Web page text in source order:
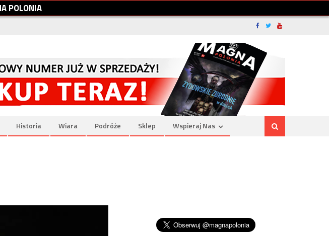
APOLONIA
Historia Wiara Podróże Sklep Wspieraj Nas